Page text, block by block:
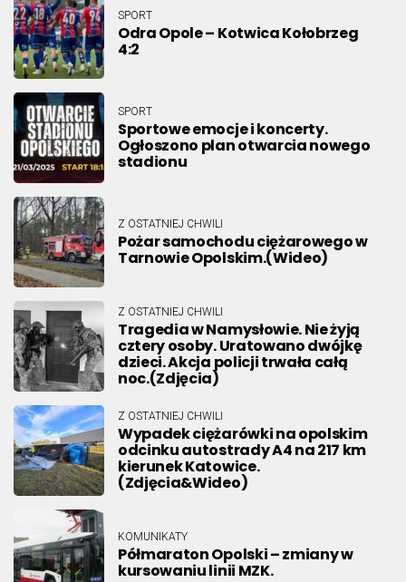
SPORT
Odra Opole – Kotwica Kołobrzeg
4:2
SPORT
Sportowe emocje i koncerty.
Ogłoszono plan otwarcia nowego
stadionu
Z OSTATNIEJ CHWILI
Pożar samochodu ciężarowego w
Tarnowie Opolskim.(Wideo)
Z OSTATNIEJ CHWILI
Tragedia w Namysłowie. Nie żyją
cztery osoby. Uratowano dwójkę
dzieci. Akcja policji trwała całą
noc.(Zdjęcia)
Z OSTATNIEJ CHWILI
Wypadek ciężarówki na opolskim
odcinku autostrady A4 na 217 km
kierunek Katowice.
(Zdjęcia&Wideo)
KOMUNIKATY
Półmaraton Opolski – zmiany w
kursowaniu linii MZK.